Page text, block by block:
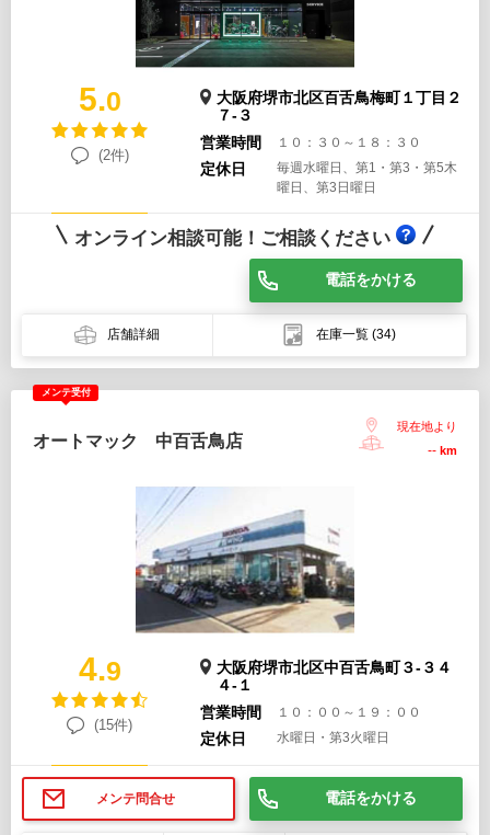
5.0
(2件)
大阪府堺市北区百舌鳥梅町１丁目２
７-３
営業時間
１０：３０～１８：３０
定休日
毎週水曜日、第1・第3・第5木
曜日、第3日曜日
オンライン相談可能！ご相談ください
電話をかける
店舗詳細 在庫一覧 (34)
メンテ受付
オートマック 中百舌鳥店
現在地より
-- km
4.9
(15件)
大阪府堺市北区中百舌鳥町３-３４
４-１
営業時間
１０：００～１９：００
定休日 水曜日・第3火曜日
メンテ問合せ 電話をかける